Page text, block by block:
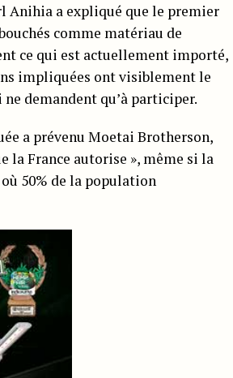
Anihia a expliqué que le premier
comme matériau de
ce qui est actuellement importé,
impliquées ont visiblement le
demandent qu’à participer.
a prévenu Moetai Brotherson,
la France autorise », même si la
50% de la population